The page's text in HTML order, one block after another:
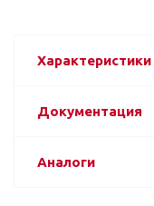
Характеристики
Документация
Аналоги